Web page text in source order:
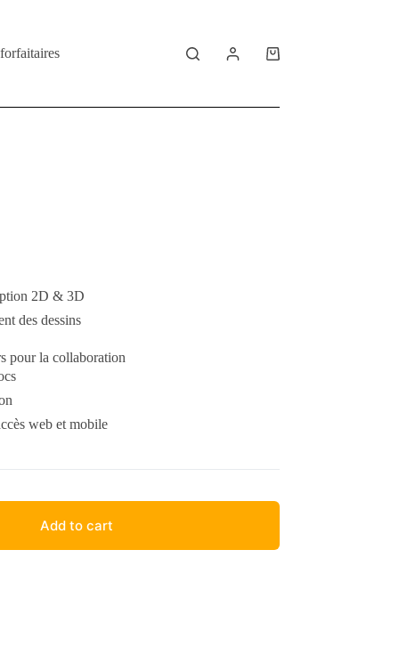
Shopping
2D & 3D
des dessins
pour la collaboration
web et mobile
Add to cart